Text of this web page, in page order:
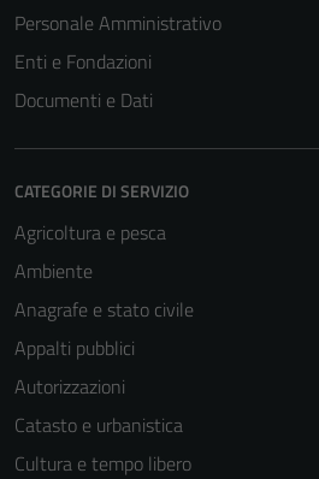
Personale Amministrativo
Enti e Fondazioni
Documenti e Dati
CATEGORIE DI SERVIZIO
Agricoltura e pesca
Ambiente
Anagrafe e stato civile
Appalti pubblici
Autorizzazioni
Catasto e urbanistica
Cultura e tempo libero